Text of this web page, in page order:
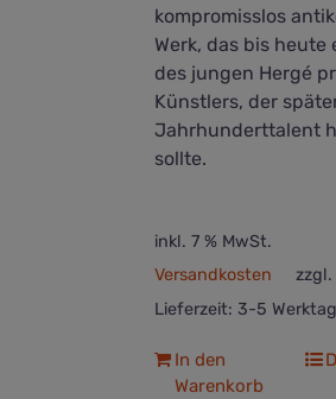
kompromisslos
Werk, das bis
des jungen Hergé
Künstlers, der
Jahrhunderttalent
sollte.
inkl. 7 % MwSt.
zzgl.
Versandkosten
Lieferzeit: 3-5
In den
Warenkorb